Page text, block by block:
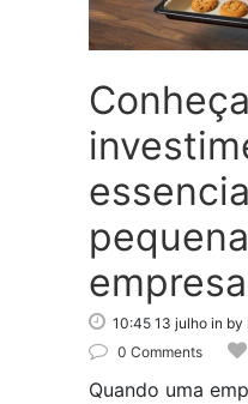
10:45 13 julho in by
0 Comments
Quando uma